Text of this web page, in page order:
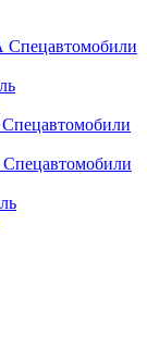
Спецавтомобили
Спецавтомобили
Спецавтомобили